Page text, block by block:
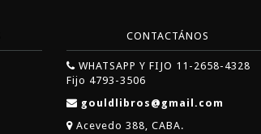
CONTACTÁNOS
WHATSAPP Y FIJO 11-2658-4328
Fijo 4793-3506
gouldlibros@gmail.com
Acevedo 388, CABA.